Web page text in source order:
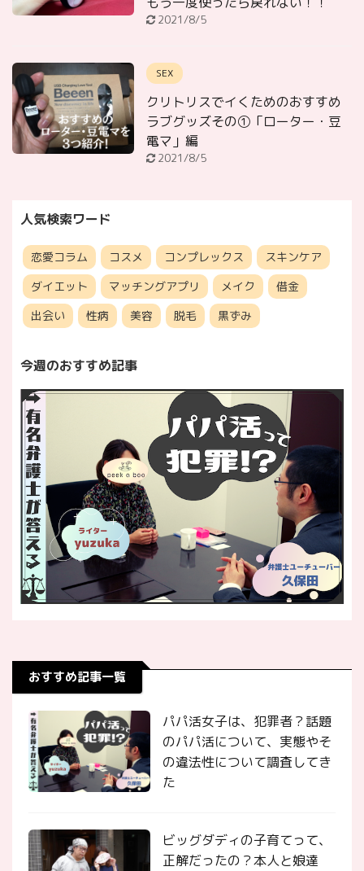
2021/8/5
SEX
クリトリスでイくためのおすすめ
ラブグッズその①「ローター・豆
電マ」編
2021/8/5
人気検索ワード
恋愛コラム コスメ コンプレックス
スキンケア
ダイエット
マッチングアプリ メイク
借金
出会い
性病 美容 脱毛 黒ずみ
今週のおすすめ記事
おすすめ記事一覧
パパ活女子は、犯罪者？話題
のパパ活について、実態やそ
の違法性について調査してき
た
ビッグダディの子育てって、
正解だったの？本人と娘達